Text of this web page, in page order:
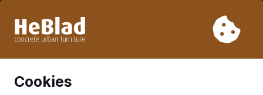
Woche 33 nicht. Bitte berücksichtigen Sie daher längere
Cookies